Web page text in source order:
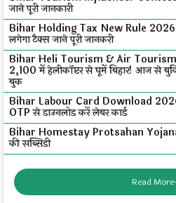
जाने पूरी जानकारी
Bihar Holding Tax New Rule 2026:
लगेगा टैक्स जाने पूरी जानकरी
Bihar Heli Tourism & Air Tourism
₹2,100 में हेलीकॉप्टर से घूमें बिहार! आज से
बुक
Bihar Labour Card Download
OTP से डाउनलोड करें लेबर कार्ड
Bihar Homestay Protsahan Yojana
की सब्सिडी
Read More